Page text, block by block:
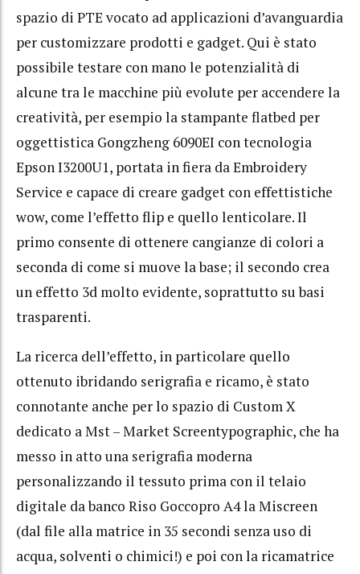
spazio di PTE vocato ad applicazioni d’avanguardia
per customizzare prodotti e gadget. Qui è stato
possibile testare con mano le potenzialità di
alcune tra le macchine più evolute per accendere la
creatività, per esempio la stampante flatbed per
oggettistica Gongzheng 6090EI con tecnologia
Epson I3200U1, portata in fiera da Embroidery
Service e capace di creare gadget con effettistiche
wow, come l’effetto flip e quello lenticolare. Il
primo consente di ottenere cangianze di colori a
seconda di come si muove la base; il secondo crea
un effetto 3d molto evidente, soprattutto su basi
trasparenti.
La ricerca dell’effetto, in particolare quello
ottenuto ibridando serigrafia e ricamo, è stato
connotante anche per lo spazio di Custom X
dedicato a Mst – Market Screentypographic, che ha
messo in atto una serigrafia moderna
personalizzando il tessuto prima con il telaio
digitale da banco Riso Goccopro A4 la Miscreen
(dal file alla matrice in 35 secondi senza uso di
acqua, solventi o chimici!) e poi con la ricamatrice